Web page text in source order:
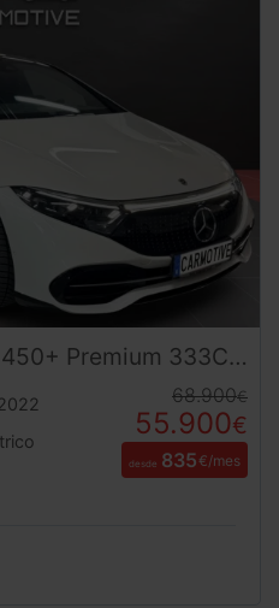
450+ Premium 333CV – Vehículo Seminuevo Eléctrico de Gran Autonomía
68.900€
55.900€
desde 835€/mes